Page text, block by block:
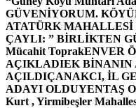
GÜVENİYORUM.
ATATÜRK
ÇAYLI: ” BİRLİKTEN
Mücahit ToprakENVER
AÇIKLADIEK BİNANIN
AÇILDIÇANAKCI, İL
ADAYI OLDUYENTAŞ
Kurt , Yirmibeşler